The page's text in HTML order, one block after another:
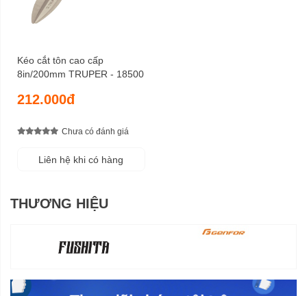
Kéo cắt tôn cao cấp
8in/200mm TRUPER - 18500
212.000đ
Chưa có đánh giá
Liên hệ khi có hàng
THƯƠNG HIỆU